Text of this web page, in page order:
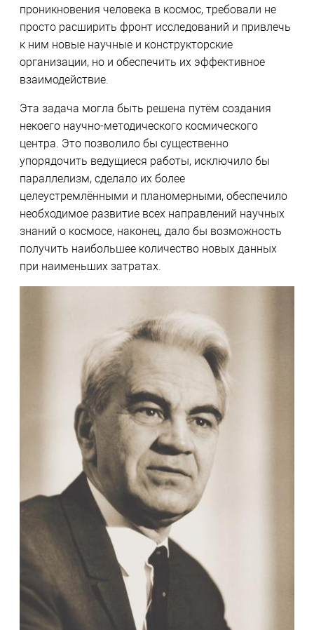
проникновения человека в космос, требовали не
просто расширить фронт исследований и привлечь
к ним новые научные и конструкторские
организации, но и обеспечить их эффективное
взаимодействие.
Эта задача могла быть решена путём создания
некоего научно-методического космического
центра. Это позволило бы существенно
упорядочить ведущиеся работы, исключило бы
параллелизм, сделало их более
целеустремлёнными и планомерными, обеспечило
необходимое развитие всех направлений научных
знаний о космосе, наконец, дало бы возможность
получить наибольшее количество новых данных
при наименьших затратах.